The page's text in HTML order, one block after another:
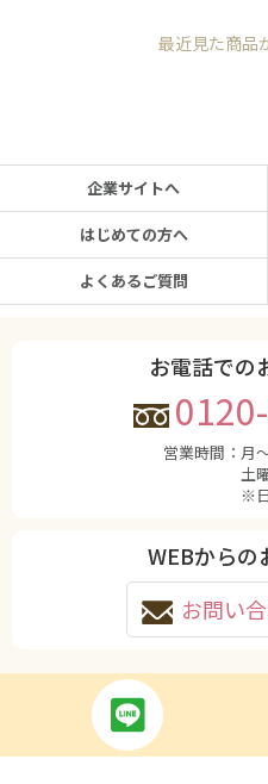
最近見た商品
企業サイトへ
はじめての方へ
よくあるご質問
お電話での
営業時間： 月
土
※
WEBからの
お問い